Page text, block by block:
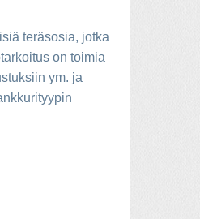
teräsosia, jotka
on toimia
ym. ja